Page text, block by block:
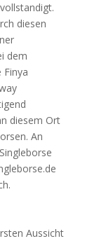
diesen
dem
Finya
diesem Ort
An
Aussicht